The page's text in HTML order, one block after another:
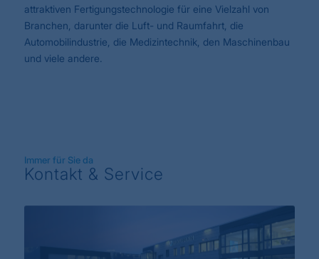
attraktiven Fertigungstechnologie für eine Vielzahl von
Branchen, darunter die Luft- und Raumfahrt, die
Automobilindustrie, die Medizintechnik, den Maschinenbau
und viele andere.
Immer für Sie da
Kontakt & Service